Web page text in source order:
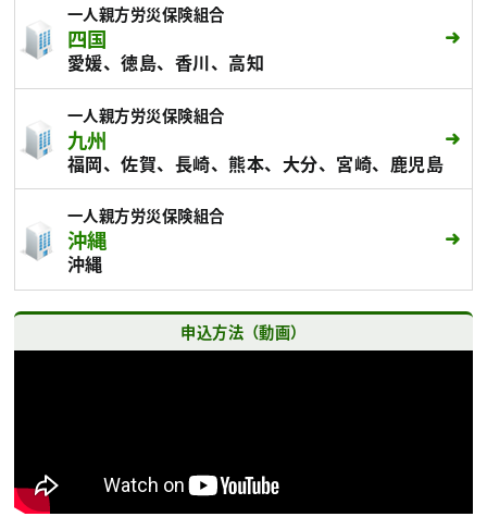
一人親方労災保険組合
四国
愛媛、徳島、香川、高知
一人親方労災保険組合
九州
福岡、佐賀、長崎、熊本、大分、宮崎、鹿児島
一人親方労災保険組合
沖縄
沖縄
申込方法（動画）